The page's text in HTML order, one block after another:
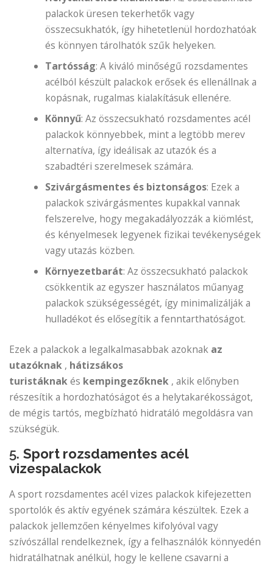
palackok üresen tekerhetők vagy
összecsukhatók, így hihetetlenül hordozhatóak
és könnyen tárolhatók szűk helyeken.
Tartósság: A kiváló minőségű rozsdamentes
acélból készült palackok erősek és ellenállnak a
kopásnak, rugalmas kialakításuk ellenére.
Könnyű: Az összecsukható rozsdamentes acél
palackok könnyebbek, mint a legtöbb merev
alternatíva, így ideálisak az utazók és a
szabadtéri szerelmesek számára.
Szivárgásmentes és biztonságos: Ezek a
palackok szivárgásmentes kupakkal vannak
felszerelve, hogy megakadályozzák a kiömlést,
és kényelmesek legyenek fizikai tevékenységek
vagy utazás közben.
Környezetbarát: Az összecsukható palackok
csökkentik az egyszer használatos műanyag
palackok szükségességét, így minimalizálják a
hulladékot és elősegítik a fenntarthatóságot.
Ezek a palackok a legalkalmasabbak azoknak az
utazóknak , hátizsákos
turistáknakés kempingezőknek , akik előnyben
részesítik a hordozhatóságot és a helytakarékosságot,
de mégis tartós, megbízható hidratáló megoldásra van
szükségük.
5. Sport rozsdamentes acél
vizespalackok
A sport rozsdamentes acél vizes palackok kifejezetten
sportolók és aktív egyének számára készültek. Ezek a
palackok jellemzően kényelmes kifolyóval vagy
szívószállal rendelkeznek, így a felhasználók könnyedén
hidratálhatnak anélkül, hogy le kellene csavarni a